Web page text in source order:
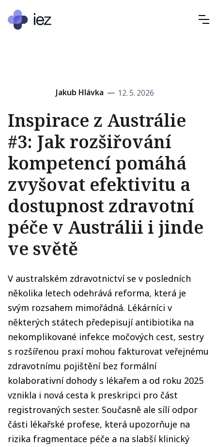
Jakub Hlávka — 12.5. 2026
Inspirace z Austrálie
#3: Jak rozšiřování
kompetencí pomáhá
zvyšovat efektivitu a
dostupnost zdravotní
péče v Austrálii i jinde
ve světě
V australském zdravotnictví se v posledních
několika letech odehrává reforma, která je
svým rozsahem mimořádná. Lékárníci v
některých státech předepisují antibiotika na
nekomplikované infekce močových cest, sestry
s rozšířenou praxí mohou fakturovat veřejnému
zdravotnímu pojištění bez formální
kolaborativní dohody s lékařem a od roku 2025
vznikla i nová cesta k preskripci pro část
registrovaných sester. Současně ale sílí odpor
části lékařské profese, která upozorňuje na
rizika fragmentace péče a na slabší klinický